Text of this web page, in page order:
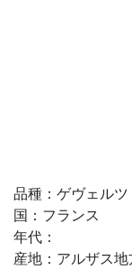
品種：ゲヴェル
国：フランス
年代：
産地：アルザス地